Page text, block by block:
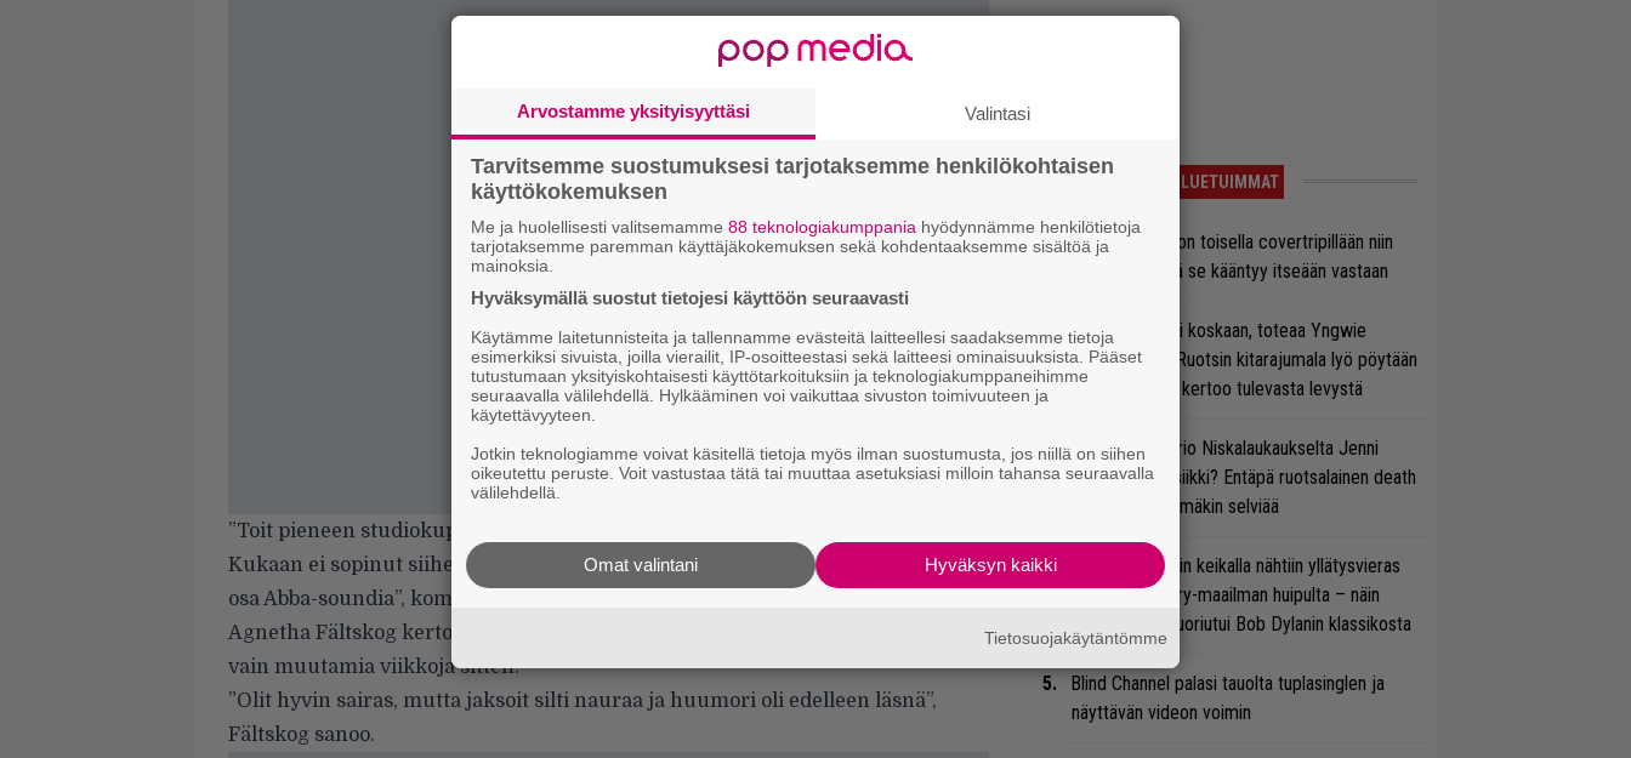
”Toit pieneen studiokuplaamme turvaa luovuudellasi, lämmölläsi ja ilollasi.
Kukaan ei sopinut siihen tehtävään yhtä hyvin kuin sinä. Meille olet ikuisesti
osa Abba-soundia”, kommentoi vuorostaan Anni-Frid Lyngstad.
Agnetha Fältskog kertoo Aftonbladetille nähneensä Tretowin viimeisen kerran
vain muutamia viikkoja sitten.
”Olit hyvin sairas, mutta jaksoit silti nauraa ja huumori oli edelleen läsnä”,
Fältskog sanoo.
LUETUIMMAT
Arvio: Saimaa on toisella covertripillään niin
suvereeni, että se kääntyy itseään vastaan
Se on nyt tai ei koskaan, toteaa Yngwie
Malmsteen – Ruotsin kitarajumala lyö pöytään
uuden biisin ja kertoo tulevasta levystä
Miten taipuu Trio Niskalaukaukselta Jenni
Vartiaisen musiikki? Entäpä ruotsalainen death
metal? Pian tämäkin selviää
Guns N’ Rosesin keikalla nähtiin yllätysvieras
suoraan country-maailman huipulta – näin
kokoonpano suoriutui Bob Dylanin klassikosta
Blind Channel palasi tauolta tuplasinglen ja
näyttävän videon voimin
Arvostamme yksityisyyttäsi Valintasi
Tarvitsemme suostumuksesi tarjotaksemme henkilökohtaisen
käyttökokemuksen
Me ja huolellisesti valitsemamme 88 teknologiakumppania hyödynnämme henkilötietoja
tarjotaksemme paremman käyttäjäkokemuksen sekä kohdentaaksemme sisältöä ja
mainoksia.
Hyväksymällä suostut tietojesi käyttöön seuraavasti
Käytämme laitetunnisteita ja tallennamme evästeitä laitteellesi saadaksemme tietoja
esimerkiksi sivuista, joilla vierailit, IP-osoitteestasi sekä laitteesi ominaisuuksista. Pääset
tutustumaan yksityiskohtaisesti käyttötarkoituksiin ja teknologiakumppaneihimme
seuraavalla välilehdellä. Hylkääminen voi vaikuttaa sivuston toimivuuteen ja
käytettävyyteen.
Jotkin teknologiamme voivat käsitellä tietoja myös ilman suostumusta, jos niillä on siihen
oikeutettu peruste. Voit vastustaa tätä tai muuttaa asetuksiasi milloin tahansa seuraavalla
välilehdellä.
Hyväksyn kaikki
Omat valintani
Tietosuojakäytäntömme